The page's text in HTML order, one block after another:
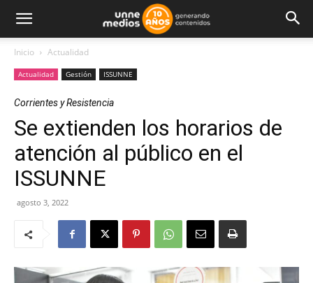
Inicio Actualidad
Actualidad Gestión ISSUNNE
Corrientes y Resistencia
Se extienden los horarios de
atención al público en el
ISSUNNE
agosto 3, 2022